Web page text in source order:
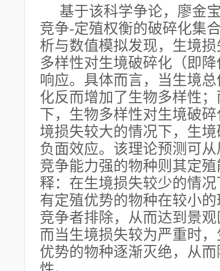
基于该科学争论，廖金
竞争-定殖权衡的破碎化集
析与数值模拟发现，生境
多样性对生境破碎化（即
响应。具体而言，当生境
化反而增加了生物多样性
下，生物多样性对生境破
境损失较大的情况下，生
负面效应。该理论预测可
竞争能力强的物种则其定
释：在生境损失较少的情
有定殖优势的物种在较小
竞争者排除，从而达到景
而当生境损失较为严重时
优势的物种逐渐灭绝，从